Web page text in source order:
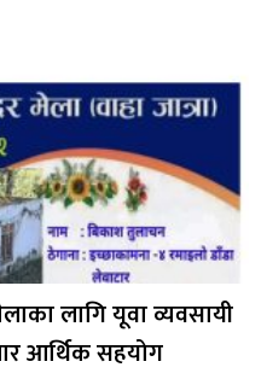
लागि यूवा व्यवसायी
आर्थिक सहयोग